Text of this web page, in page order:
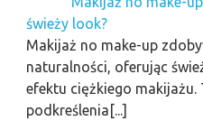
świeży look?
Makijaż no make-up
naturalności, oferując
efektu ciężkiego makijażu.
podkreślenia[...]